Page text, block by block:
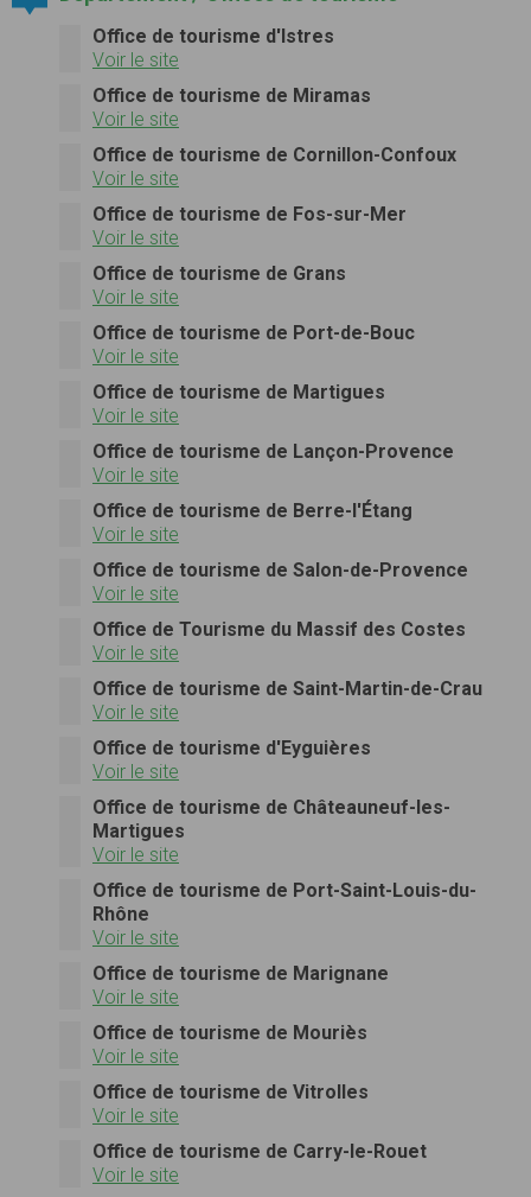
Office de tourisme d'Istres
Voir le site
Office de tourisme de Miramas
Voir le site
Office de tourisme de Cornillon-Confoux
Voir le site
Office de tourisme de Fos-sur-Mer
Voir le site
Office de tourisme de Grans
Voir le site
Office de tourisme de Port-de-Bouc
Voir le site
Office de tourisme de Martigues
Voir le site
Office de tourisme de Lançon-Provence
Voir le site
Office de tourisme de Berre-l'Étang
Voir le site
Office de tourisme de Salon-de-Provence
Voir le site
Office de Tourisme du Massif des Costes
Voir le site
Office de tourisme de Saint-Martin-de-Crau
Voir le site
Office de tourisme d'Eyguières
Voir le site
Office de tourisme de Châteauneuf-les-
Martigues
Voir le site
Office de tourisme de Port-Saint-Louis-du-
Rhône
Voir le site
Office de tourisme de Marignane
Voir le site
Office de tourisme de Mouriès
Voir le site
Office de tourisme de Vitrolles
Voir le site
Office de tourisme de Carry-le-Rouet
Voir le site